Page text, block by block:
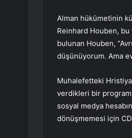
Alman hükümetinin
Reinhard Houben, bu
bulunan Houben,
düşünüyorum. Ama
Muhalefetteki
verdikleri bir program
sosyal medya
dönüşmemesi için